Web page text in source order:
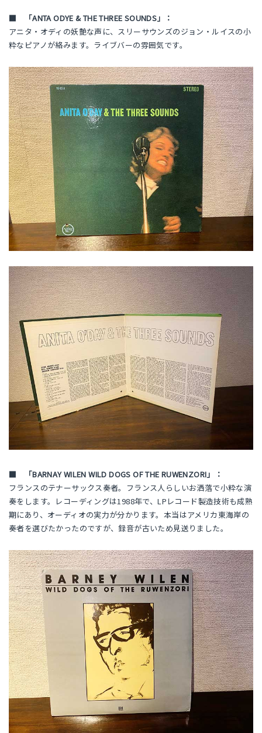
■ 「ANTA ODYE & THE THREE SOUNDS」：
アニタ・オディの妖艶な声に、スリーサウンズのジョン・ルイスの小
粋なピアノが絡みます。ライブバーの雰囲気です。
■ 「BARNAY WILEN WILD DOGS OF THE RUWENZORI」：
フランスのテナーサックス奏者。フランス人らしいお洒落で小粋な演
奏をします。レコーディングは1988年で、LPレコード製造技術も成熟
期にあり、オーディオの実力が分かります。本当はアメリカ東海岸の
奏者を選びたかったのですが、録音が古いため見送りました。